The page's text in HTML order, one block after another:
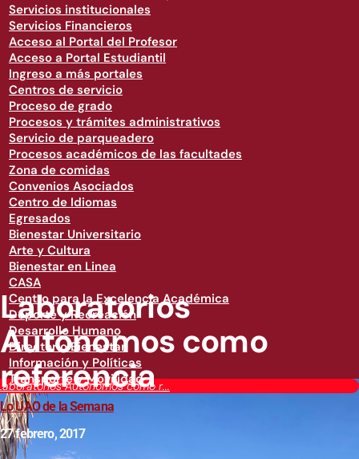
Servicios institucionales
Servicios Financieros
Acceso al Portal del Profesor
Acceso a Portal Estudiantil
Ingreso a más portales
Centros de servicio
Proceso de grado
Procesos y trámites administrativos
Servicio de parqueadero
Procesos académicos de las facultades
Zona de comidas
Convenios Asociados
Centro de Idiomas
Egresados
Bienestar Universitario
Arte y Cultura
Bienestar en Linea
CASA
Centro para la Excelencia Académica
Deporte y Recreación
Desarrollo Humano
Directorio Bienestar
Información y Políticas
Transporte y Movilidad
Autónomos como r...
Laboratorios
Autónomos como
referencia
Lo UAO de la Semana
27 febrero, 2017